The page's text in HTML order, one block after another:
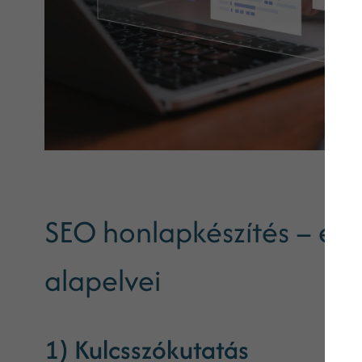
SEO honlapkészítés –
alapelvei
1) Kulcsszókutatás